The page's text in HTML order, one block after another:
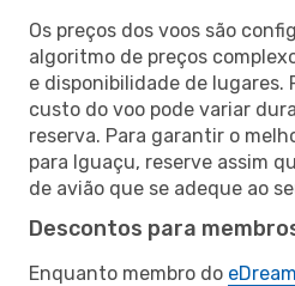
Os preços dos voos são
algoritmo de preços
e disponibilidade de lugares.
custo do voo pode variar
reserva. Para garantir o
para Iguaçu, reserve assim
de avião que se adeque ao
Descontos para
Enquanto membro do